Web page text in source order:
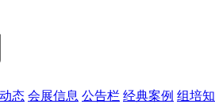
态 会展信息 公告栏 经典案例 组培